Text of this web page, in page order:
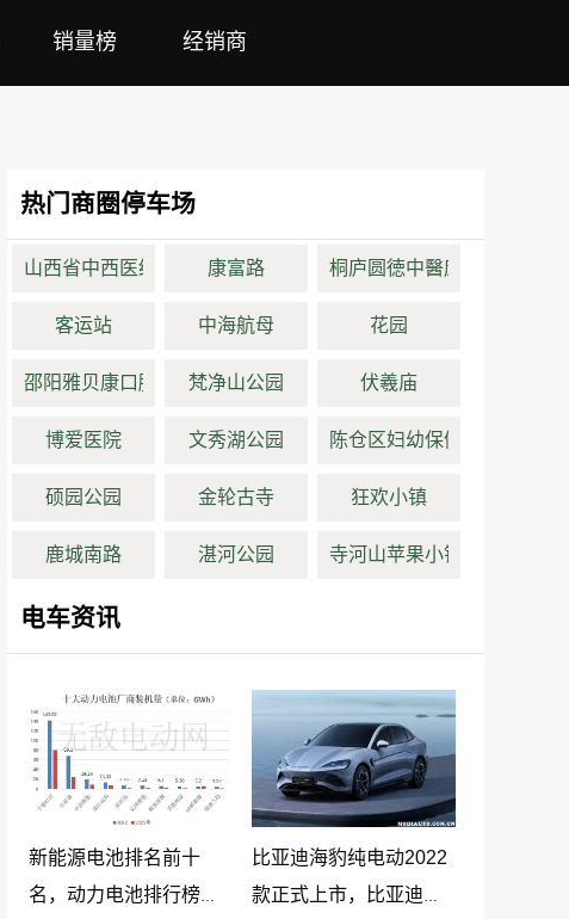
销量榜 经销商
热门商圈停车场
山西省中西医结合医院(建设路分院)
康富路 桐庐圆徳中醫康養医院
客运站 中海航母 花园
邵阳雅贝康口腔医院梵净山公园 伏羲庙
博爱医院 文秀湖公园 陈仓区妇幼保健院
硕园公园 金轮古寺 狂欢小镇
鹿城南路 湛河公园 寺河山苹果小镇
电车资讯
新能源电池排名前十
名，动力电池排行榜前
比亚迪海豹纯电动2022
款正式上市，比亚迪海